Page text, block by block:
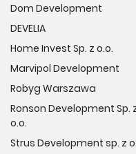
Dom Development
DEVELIA
Home Invest Sp. z o.o.
Marvipol Development
Robyg Warszawa
Ronson Development Sp.
o.o.
Strus Development sp. z